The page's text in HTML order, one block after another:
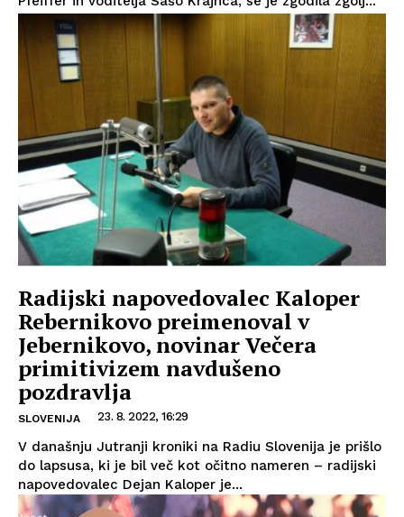
Radijski napovedovalec Kaloper
Rebernikovo preimenoval v
Jebernikovo, novinar Večera
primitivizem navdušeno
pozdravlja
SLOVENIJA 23. 8. 2022, 16:29
V današnju Jutranji kroniki na Radiu Slovenija je prišlo
do lapsusa, ki je bil več kot očitno nameren – radijski
napovedovalec Dejan Kaloper je...